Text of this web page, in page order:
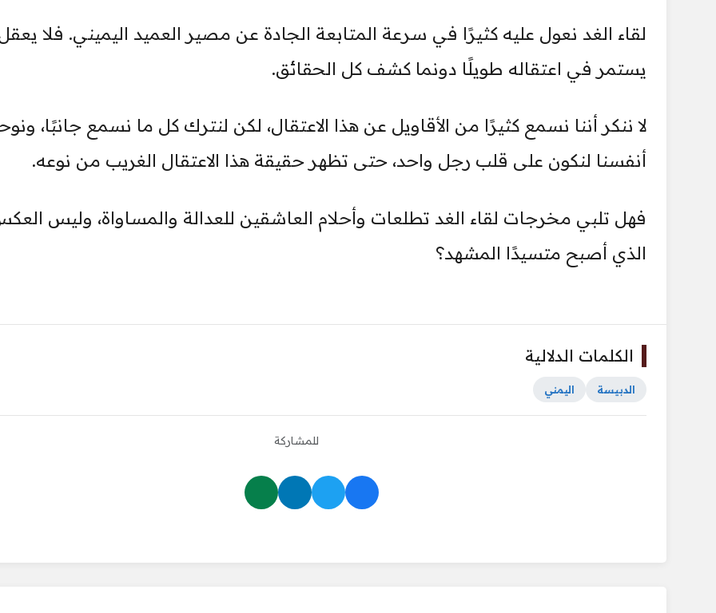
لقاء الغد نعول عليه كثيرًا في سرعة المتابعة الجادة عن مصير العميد اليميني. فلا
يستمر في اعتقاله طويلًا دونما كشف كل الحقائق.
لا ننكر أننا نسمع كثيرًا من الأقاويل عن هذا الاعتقال، لكن لنترك كل ما نسمع جانبًا،
أنفسنا لنكون على قلب رجل واحد، حتى تظهر حقيقة هذا الاعتقال الغريب من نوعه.
فهل تلبي مخرجات لقاء الغد تطلعات وأحلام العاشقين للعدالة والمساواة، وليس
الذي أصبح متسيدًا المشهد؟
الكلمات الدلالية
الدبيسة اليمني
للمشاركة